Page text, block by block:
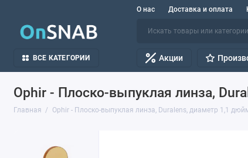
О нас Доставка и оплата
ВСЕ КАТЕГОРИИ Акции
Ophir - Плоско-выпуклая линза,
Главная Ophir - Плоско-выпуклая линза, Duralens, диаметр 1,1